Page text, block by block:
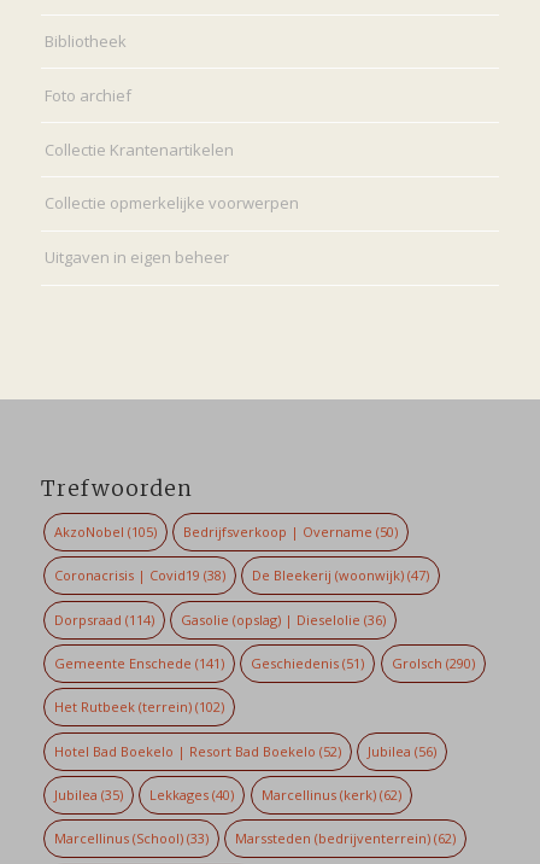
Bibliotheek
Foto archief
Collectie Krantenartikelen
Collectie opmerkelijke voorwerpen
Uitgaven in eigen beheer
Trefwoorden
AkzoNobel (105) Bedrijfsverkoop | Overname (50)
Coronacrisis | Covid19 (38) De Bleekerij (woonwijk) (47)
Dorpsraad (114) Gasolie (opslag) | Dieselolie (36)
Gemeente Enschede (141) Geschiedenis (51) Grolsch (290)
Het Rutbeek (terrein)(102)
Hotel Bad Boekelo | Resort Bad Boekelo (52) Jubilea (56)
Jubilea (35) Lekkages (40) Marcellinus (kerk)(62)
Marcellinus (School)(33) Marssteden (bedrijventerrein) (62)